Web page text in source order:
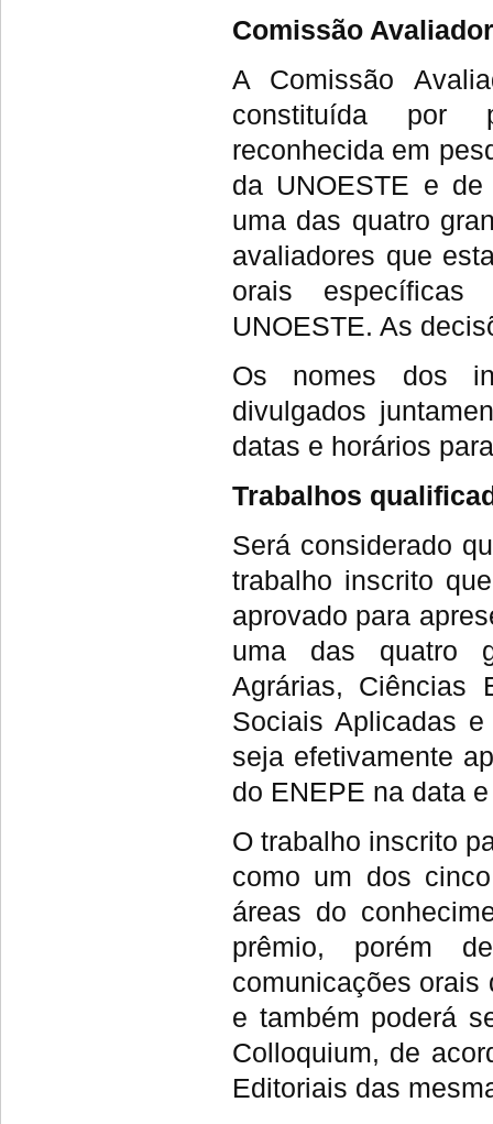
Comissão
A Comissão
constituída por
reconhecida em
da UNOESTE e
uma das quatro
avaliadores que
orais específicas
UNOESTE. As
Os nomes dos
divulgados
datas e horários
Trabalhos
Será considerado
trabalho inscrito
aprovado para
uma das quatro
Agrárias, Ciências
Sociais Aplicadas
seja efetivamente
do ENEPE na data
O trabalho inscrito
como um dos
áreas do
prêmio, porém
comunicações orais
e também poderá
Colloquium, de
Editoriais das